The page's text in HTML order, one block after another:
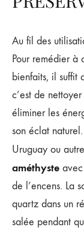
Au fil des
Pour remédier
bienfaits, il suffit
c’est de
éliminer les
son éclat
Uruguay ou
améthyste
de l’encens. La
quartz dans un
salée pendant